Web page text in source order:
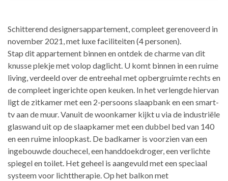
Schitterend designersappartement, compleet gerenoveerd in
november 2021, met luxe faciliteiten (4 personen).
Stap dit appartement binnen en ontdek de charme van dit
knusse plekje met volop daglicht. U komt binnen in een ruime
living, verdeeld over de entreehal met opbergruimte rechts en
de compleet ingerichte open keuken. In het verlengde hiervan
ligt de zitkamer met een 2-persoons slaapbank en een smart-
tv aan de muur. Vanuit de woonkamer kijkt u via de industriële
glaswand uit op de slaapkamer met een dubbel bed van 140
en een ruime inloopkast. De badkamer is voorzien van een
ingebouwde douchecel, een handdoekdroger, een verlichte
spiegel en toilet. Het geheel is aangevuld met een speciaal
systeem voor lichttherapie. Op het balkon met